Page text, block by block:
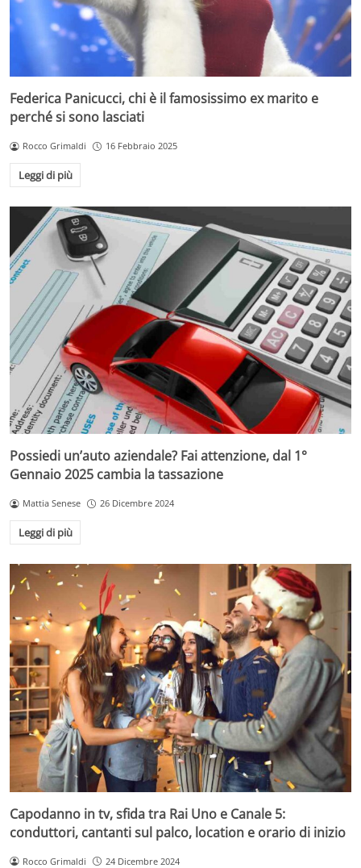
Federica Panicucci, chi è il famosissimo ex marito e
perché si sono lasciati
Rocco Grimaldi 16 Febbraio 2025
Leggi di più
Possiedi un’auto aziendale? Fai attenzione, dal 1°
Gennaio 2025 cambia la tassazione
Mattia Senese 26 Dicembre 2024
Leggi di più
Capodanno in tv, sfida tra Rai Uno e Canale 5:
conduttori, cantanti sul palco, location e orario di inizio
Rocco Grimaldi 24 Dicembre 2024